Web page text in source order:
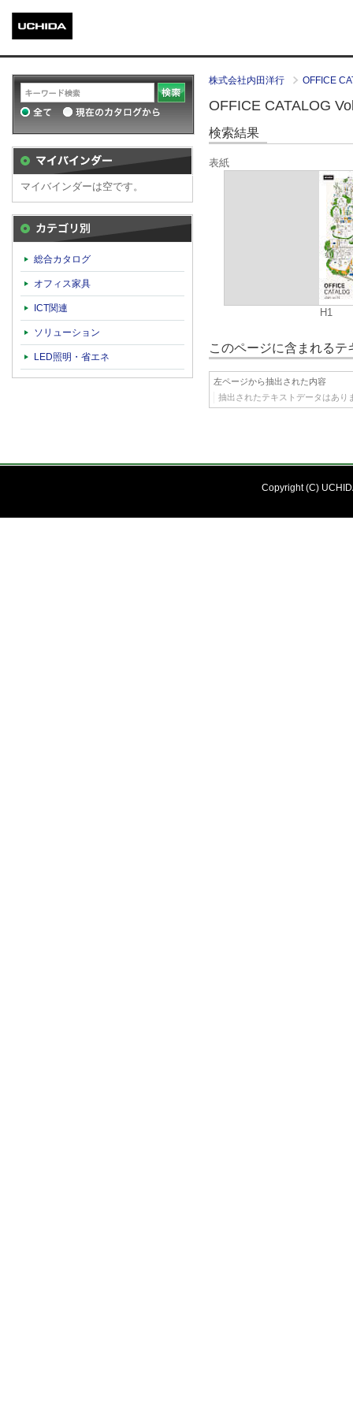
株式会社内田洋行 OFFICE
OFFICE CATALOG
検索結果
表紙
H1
このページに含まれる
左ページから抽出された内容
抽出されたテキストデータはあり
マイバインダーは空です。
総合カタログ
オフィス家具
ICT関連
ソリューション
LED照明・省エネ
Copyright (C)